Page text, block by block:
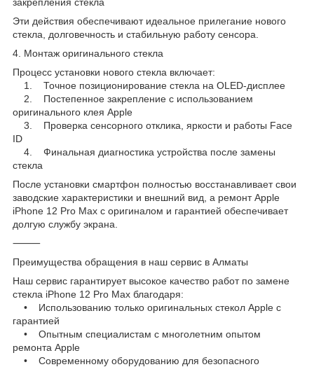
Эти действия обеспечивают идеальное прилегание нового
стекла, долговечность и стабильную работу сенсора.
4. Монтаж оригинального стекла
Процесс установки нового стекла включает:
1. Точное позиционирование стекла на OLED-дисплее
2. Постепенное закрепление с использованием
оригинального клея Apple
3. Проверка сенсорного отклика, яркости и работы Face
ID
4. Финальная диагностика устройства после замены
стекла
После установки смартфон полностью восстанавливает свои
заводские характеристики и внешний вид, а ремонт Apple
iPhone 12 Pro Max с оригиналом и гарантией обеспечивает
долгую службу экрана.
⸻
Преимущества обращения в наш сервис в Алматы
Наш сервис гарантирует высокое качество работ по замене
стекла iPhone 12 Pro Max благодаря:
• Использованию только оригинальных стекол Apple с
гарантией
• Опытным специалистам с многолетним опытом
ремонта Apple
• Современному оборудованию для безопасного